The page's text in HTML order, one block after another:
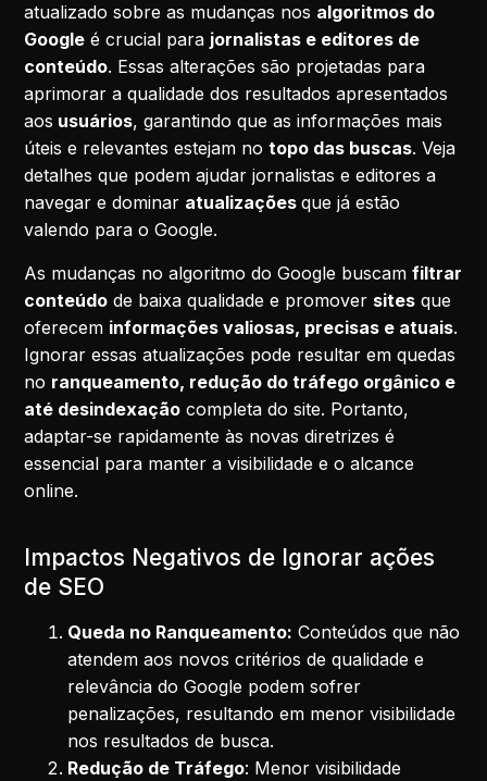
atualizado sobre as mudanças nos algoritmos do
Google é crucial para jornalistas e editores de
conteúdo. Essas alterações são projetadas para
aprimorar a qualidade dos resultados apresentados
aos usuários, garantindo que as informações mais
úteis e relevantes estejam notopo das buscas. Veja
detalhes que podem ajudar jornalistas e editores a
navegar e dominar atualizaçõesque já estão
valendo para o Google.
As mudanças no algoritmo do Google buscamfiltrar
conteúdo de baixa qualidade e promover sites que
oferecem informações valiosas, precisas e atuais.
Ignorar essas atualizações pode resultar em quedas
no ranqueamento, redução do tráfego orgânico e
até desindexação completa do site. Portanto,
adaptar-se rapidamente às novas diretrizes é
essencial para manter a visibilidade e o alcance
online.
Impactos Negativos de Ignorar ações
de SEO
Queda no Ranqueamento: Conteúdos que não
atendem aos novos critérios de qualidade e
relevância do Google podem sofrer
penalizações, resultando em menor visibilidade
nos resultados de busca.
Redução de Tráfego: Menor visibilidade